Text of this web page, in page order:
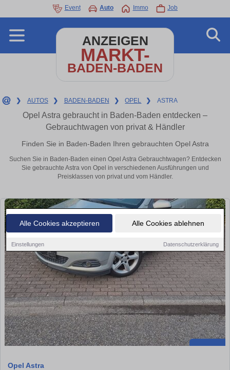
Alle Cookies akzeptieren Alle Cookies ablehnen
Einstellungen Datenschutzerklärung
Event Auto Immo Job
ANZEIGEN
MARKT-
BADEN-BADEN
❯ AUTOS ❯ BADEN-BADEN ❯ OPEL ❯ ASTRA
Opel Astra gebraucht in Baden-Baden entdecken –
Gebrauchtwagen von privat & Händler
Finden Sie in Baden-Baden Ihren gebrauchten Opel Astra
Suchen Sie in Baden-Baden einen Opel Astra Gebrauchtwagen? Entdecken
Sie gebrauchte Astra von Opel in verschiedenen Ausführungen und
Preisklassen von privat und vom Händler.
Opel Astra